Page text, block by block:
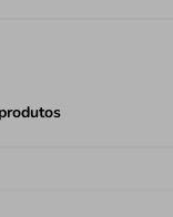
produtos